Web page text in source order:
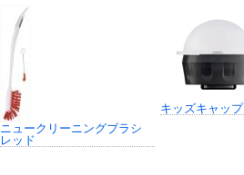
ニュークリーニングブラシ
レッド
キッズキャップ